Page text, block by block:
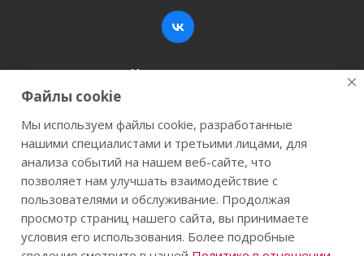
Наши контакты
+7 (846) 200-05-15
г. Самара, ул. Заводское шоссе, 17
2026 © Строй-К.рф. Сайт не является публичной
офертой.
Файлы cookie
Мы используем файлы cookie, разработанные
нашими специалистами и третьими лицами, для
анализа событий на нашем веб-сайте, что
позволяет нам улучшать взаимодействие с
пользователями и обслуживание. Продолжая
просмотр страниц нашего сайта, вы принимаете
условия его использования. Более подробные